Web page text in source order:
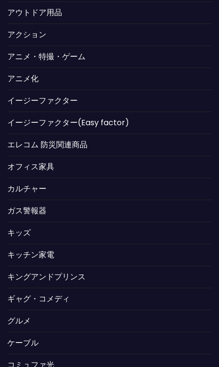
アウトドア用品
アクション
アニメ・特撮・ゲーム
アニメ化
イージーファクター
イージーファクター(Easy factor)
エレコム 防災関連商品
オフィス家具
カルチャー
ガス警報器
キッズ
キッチン家電
キングアンドプリンス
ギャグ・コメディ
グルメ
ケーブル